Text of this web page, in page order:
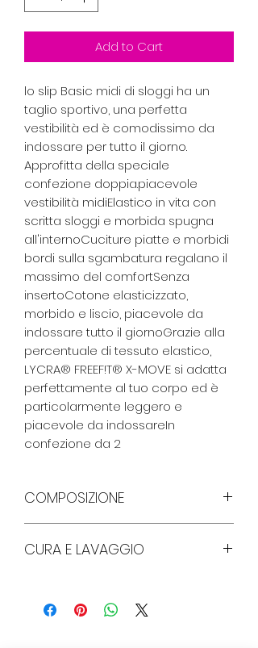
Add to Cart
lo slip Basic midi di sloggi ha un
taglio sportivo, una perfetta
vestibilità ed è comodissimo da
indossare per tutto il giorno.
Approfitta della speciale
confezione doppia.piacevole
vestibilità midiElastico in vita con
scritta sloggi e morbida spugna
all'internoCuciture piatte e morbidi
bordi sulla sgambatura regalano il
massimo del comfortSenza
insertoCotone elasticizzato,
morbido e liscio, piacevole da
indossare tutto il giornoGrazie alla
percentuale di tessuto elastico,
LYCRA® FREEF!T® X-MOVE si adatta
perfettamente al tuo corpo ed è
particolarmente leggero e
piacevole da indossareIn
confezione da 2
COMPOSIZIONE
90% Cotone, 10% Elastan
CURA E LAVAGGIO
candeggiare , non lavare a secco